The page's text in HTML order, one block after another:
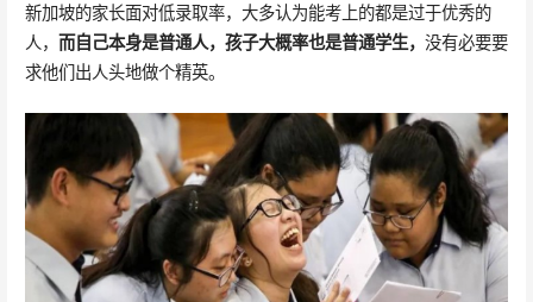
新加坡的家长面对低录取率，大多认为能考上的都是过于优秀的
人， 而自己本身是普通人，孩子大概率也是普通学生， 没有必要要
求他们出人头地做个精英。